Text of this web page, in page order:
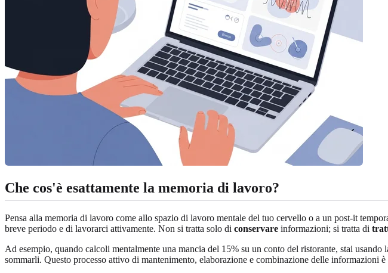
Che cos'è esattamente la memoria di lavoro?
Pensa alla memoria di lavoro come allo spazio di lavoro mentale del tuo cervello o a un post-it
breve periodo e di lavorarci attivamente. Non si tratta solo di conservare informazioni; si tratta di
Ad esempio, quando calcoli mentalmente una mancia del 15% su un conto del ristorante, stai
sommarli. Questo processo attivo di mantenimento, elaborazione e combinazione delle informazioni